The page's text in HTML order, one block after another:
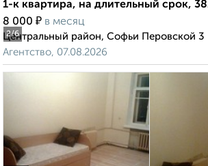
2/6
1-к квартира, на длительный срок,
8 000 ₽ в месяц
Центральный район, Софьи Перовской 3
Агентство, 07.08.2026